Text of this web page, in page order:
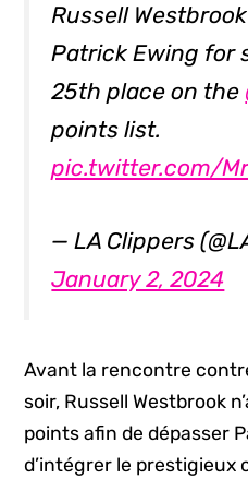
Russell
Patrick Ewing for
25th place on the
points list.
pic.twitter.com/
— LA Clippers
January 2, 2024
Avant la rencontre
soir, Russell Westbrook
points afin de dépasser
d’intégrer le prestigieux